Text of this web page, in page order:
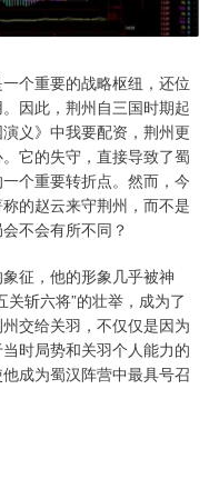
个重要的战略枢纽，还位
因此，荆州自三国时期起
义》中我要配资，荆州更
它的失守，直接导致了蜀
个重要转折点。然而，今
的赵云来守荆州，而不是
不会有所不同？
征，他的形象几乎被神
斩六将”的壮举，成为了
交给关羽，不仅仅是因为
时局势和关羽个人能力的
成为蜀汉阵营中最具号召